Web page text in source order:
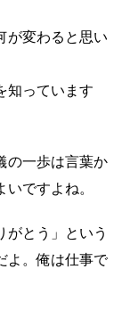
が変わると思い
知っています
の一歩は言葉か
ですよね。
がとう」という
よ。俺は仕事で